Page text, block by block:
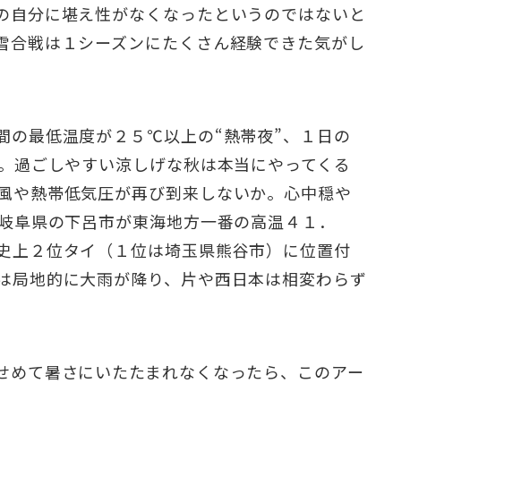
分に堪え性がなくなったというのではないと
戦は１シーズンにたくさん経験できた気がし
の最低温度が２５℃以上の“熱帯夜”、１日の
ごしやすい涼しげな秋は本当にやってくる
や熱帯低気圧が再び到来しないか。心中穏や
県の下呂市が東海地方一番の高温４１．
２位タイ（１位は埼玉県熊谷市）に位置付
地的に大雨が降り、片や西日本は相変わらず
て暑さにいたたまれなくなったら、このアー